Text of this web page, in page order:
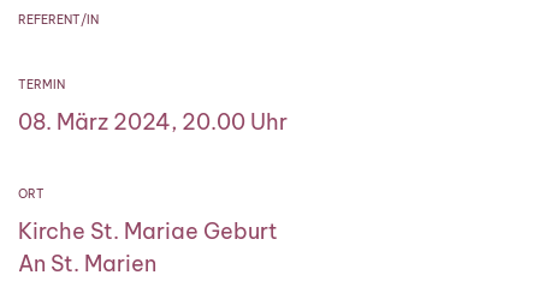
REFERENT/IN
TERMIN
08. März 2024, 20.00 Uhr
ORT
Kirche St. Mariae Geburt
An St. Marien